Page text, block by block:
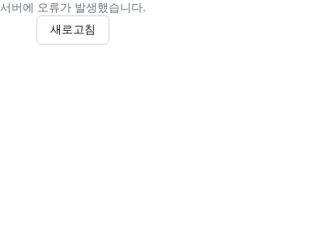
서버에 오류가 발생했습니다.
새로고침